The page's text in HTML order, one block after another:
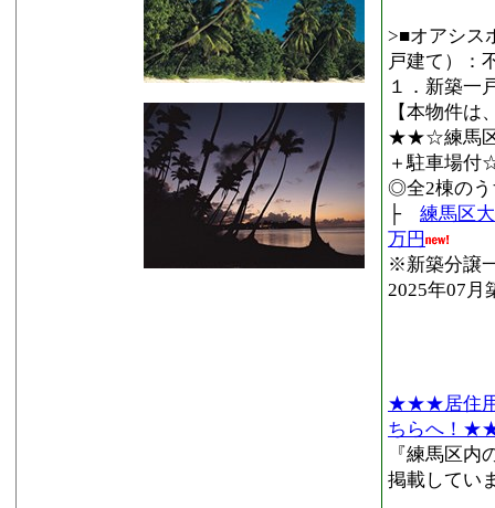
>■オアシス
戸建て）：
１．新築一
【本物件
★★☆練馬区
＋駐車場
◎全2棟のう
├ 練馬区
万円
※新築分譲
2025年07月
★★★居住用
ちらへ！
『練馬区
掲載してい